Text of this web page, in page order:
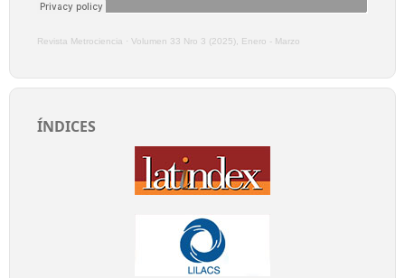
Revista Metrociencia · Volumen 33 Nro 3 (2025), Enero - Marzo
ÍNDICES